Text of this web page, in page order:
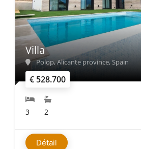
€ 528.700
Villa
Polop, Alicante province, Spain
3 2
Détail